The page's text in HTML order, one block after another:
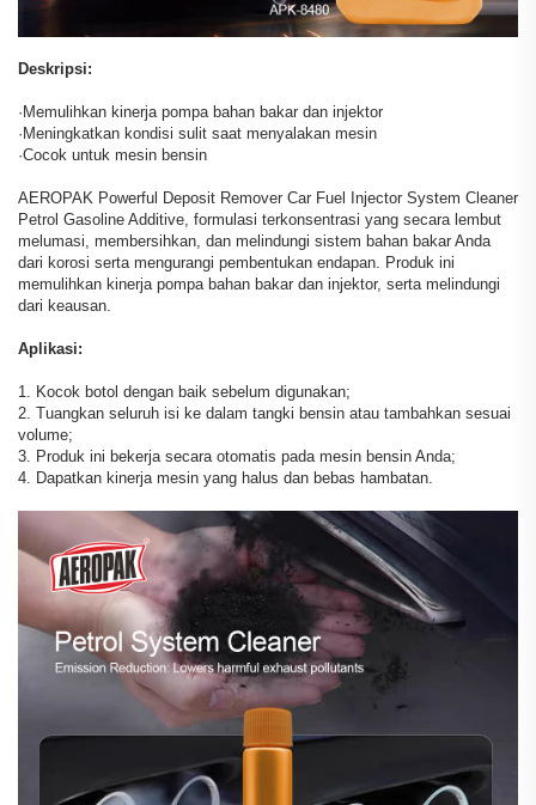
Deskripsi:
·Memulihkan kinerja pompa bahan bakar dan injektor
·Meningkatkan kondisi sulit saat menyalakan mesin
·Cocok untuk mesin bensin
AEROPAK Powerful Deposit Remover Car Fuel Injector System Cleaner
Petrol Gasoline Additive, formulasi terkonsentrasi yang secara lembut
melumasi, membersihkan, dan melindungi sistem bahan bakar Anda
dari korosi serta mengurangi pembentukan endapan. Produk ini
memulihkan kinerja pompa bahan bakar dan injektor, serta melindungi
dari keausan.
Aplikasi:
1. Kocok botol dengan baik sebelum digunakan;
2. Tuangkan seluruh isi ke dalam tangki bensin atau tambahkan sesuai
volume;
3. Produk ini bekerja secara otomatis pada mesin bensin Anda;
4. Dapatkan kinerja mesin yang halus dan bebas hambatan.